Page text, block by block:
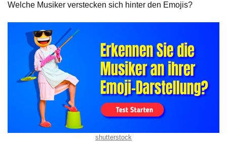
Welche Musiker verstecken sich hinter den Emojis?
shutterstock